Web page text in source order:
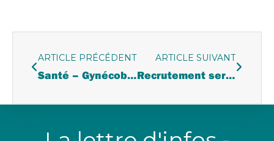
ARTICLE PRÉCÉDENT
Santé – Gynécobus
ARTICLE SUIVANT
Recrutement service civique à l’école élémentaire